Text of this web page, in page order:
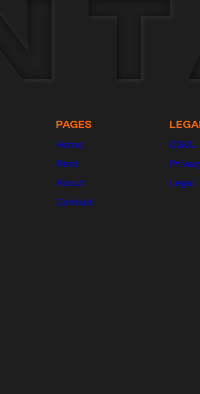
PAGES
Home
Rent
About
Contact
CGVL
Legal